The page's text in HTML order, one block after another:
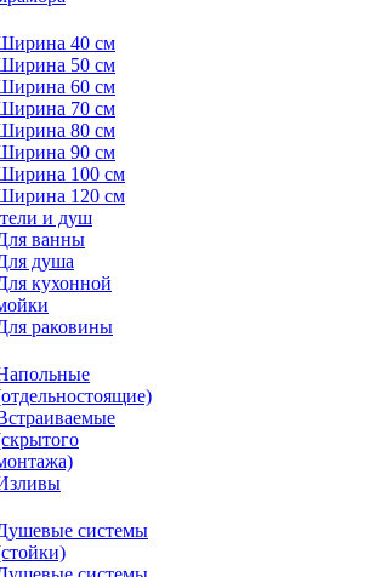
40 см
50 см
60 см
70 см
80 см
90 см
100 см
120 см
и душ
ванны
душа
кухонной
раковины
системы